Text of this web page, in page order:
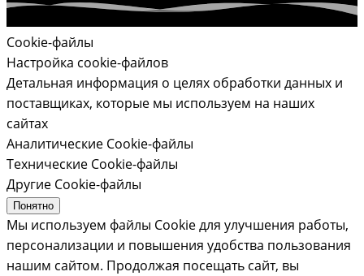
Cookie-файлы
Настройка cookie-файлов
Детальная информация о целях обработки данных и
поставщиках, которые мы используем на наших
сайтах
Аналитические Cookie-файлы
Технические Cookie-файлы
Другие Cookie-файлы
Понятно
Мы используем файлы Cookie для улучшения работы,
персонализации и повышения удобства пользования
нашим сайтом. Продолжая посещать сайт, вы